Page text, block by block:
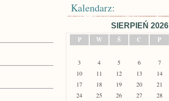
Kalendarz:
SIERPIEŃ 2026
P
W Ś C P
3
4 5 6 7
10
11 12 13 14
17
18 19 20 21
24
25 26 27 28